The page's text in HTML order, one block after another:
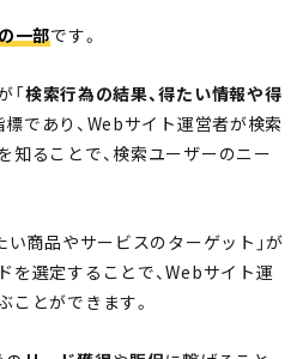
一部です。
「検索行為の結果、得たい情報や得
標であり、Webサイト運営者が検索
知ることで、検索ユーザーのニー
い商品やサービスのターゲット」が
を選定することで、Webサイト運
ことができます。